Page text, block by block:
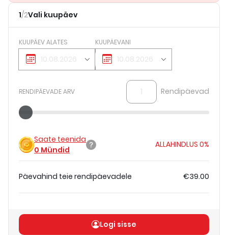
1/2Vali kuupäev
KUUPÄEV ALATES KUUPÄEVANI
RENDIPÄEVADE ARV Rendipäevad
Saate teenida
0 Mündid
ALLAHINDLUS 0%
Päevahind teie rendipäevadele €39.00
Logi sisse